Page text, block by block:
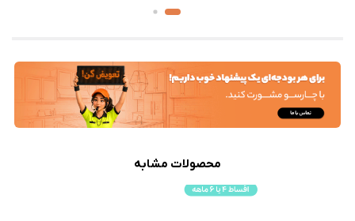
محصولات مشابه